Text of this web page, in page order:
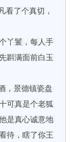
了个真切，
丫鬟，每人手
斟满面前白玉
，景德镇瓷盘
可真是个老狐
是真心诚意地
待，瞎了你王